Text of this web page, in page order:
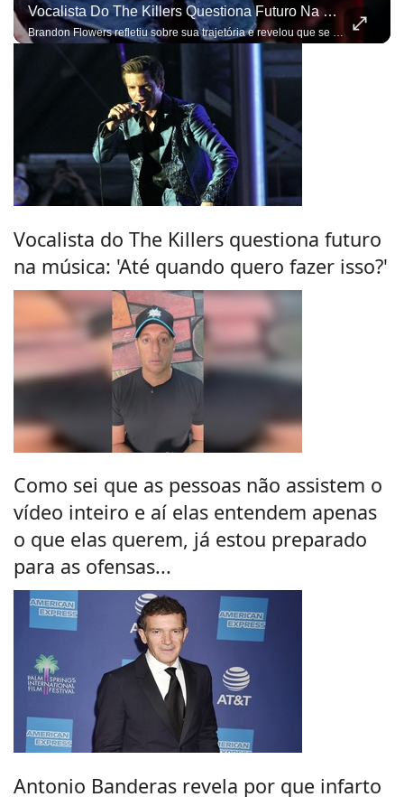
Vocalista Do The Killers Questiona Futuro Na Música: 'Até Quando Quero Fazer Isso?'
Brandon Flowers refletiu sobre sua trajetória e revelou que se inspira em Mick Jagger
Vocalista do The Killers questiona futuro
na música: 'Até quando quero fazer isso?'
Como sei que as pessoas não assistem o
vídeo inteiro e aí elas entendem apenas
o que elas querem, já estou preparado
para as ofensas...
Antonio Banderas revela por que infarto